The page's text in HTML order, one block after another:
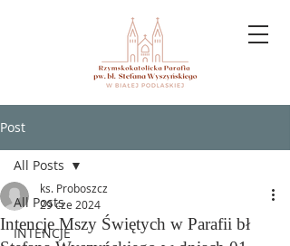
Post
All Posts
INTENCJE
All Posts
Intencje Mszy Świętych w Parafii bł
ks. Proboszcz
29 cze 2024